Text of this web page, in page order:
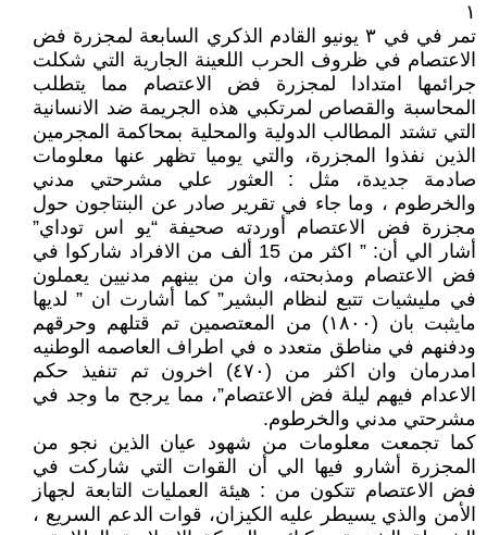
١
تمر في في ٣ يونيو القادم الذكري السابعة لمجزرة فض
الاعتصام في ظروف الحرب اللعينة الجارية التي شكلت
جرائمها امتدادا لمجزرة فض الاعتصام مما يتطلب
المحاسبة والقصاص لمرتكبي هذه الجريمة ضد الانسانية
التي تشتد المطالب الدولية والمحلية بمحاكمة المجرمين
الذين نفذوا المجزرة، والتي يوميا تظهر عنها معلومات
صادمة جديدة، مثل : العثور علي مشرحتي مدني
والخرطوم ، وما جاء في تقرير صادر عن البنتاجون حول
مجزرة فض الاعتصام أوردته صحيفة “يو اس توداي”
أشار الي أن: ” اكثر من 15 ألف من الافراد شاركوا في
فض الاعتصام ومذبحته، وان من بينهم مدنيين يعملون
في مليشيات تتبع لنظام البشير” كما أشارت ان ” لديها
مايثبت بان (١٨٠٠) من المعتصمين تم قتلهم وحرقهم
ودفنهم في مناطق متعدد ه في اطراف العاصمه الوطنيه
امدرمان وان اكثر من (٤٧٠) اخرون تم تنفيذ حكم
الاعدام فيهم ليلة فض الاعتصام”، مما يرجح ما وجد في
مشرحتي مدني والخرطوم.
كما تجمعت معلومات من شهود عيان الذين نجو من
المجزرة أشارو فيها الي أن القوات التي شاركت في
فض الاعتصام تتكون من : هيئة العمليات التابعة لجهاز
الأمن والذي يسيطر عليه الكيزان، قوات الدعم السريع ،